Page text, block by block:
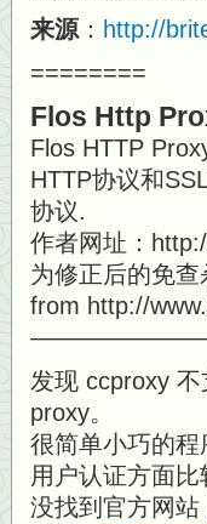
来源 ： http://
========
Flos Http
Flos HTTP
HTTP协议和
协议.
作者网址：
为修正后的免查
from http://
发现 ccproxy
proxy。
很简单小巧的
用户认证方面
没找到官方网